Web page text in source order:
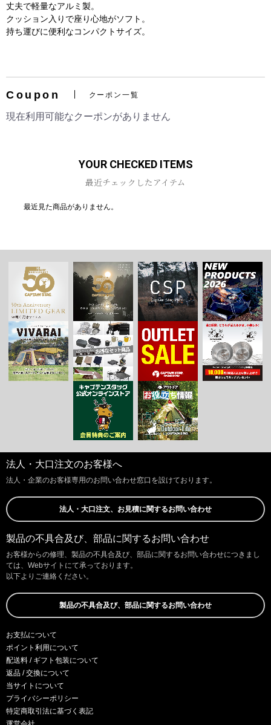
丈夫で軽量なアルミ製。
クッション入りで座り心地がソフト。
持ち運びに便利なコンパクトサイズ。
Coupon クーポン一覧
現在利用可能なクーポンがありません
YOUR CHECKED ITEMS
最近チェックしたアイテム
最近見た商品がありません。
法人・大口注文のお客様へ
法人・企業のお客様専用のお問い合わせ窓口を設けております。
法人・大口注文、お見積に関するお問い合わせ
製品の不具合及び、部品に関するお問い合わせ
お客様からの修理、製品の不具合及び、部品に関するお問い合わせにつきまし
ては、Webサイトにて承っております。
以下よりご連絡ください。
製品の不具合及び、部品に関するお問い合わせ
お支払について
ポイント利用について
配送料 / ギフト包装について
返品 / 交換について
当サイトについて
プライバシーポリシー
特定商取引法に基づく表記